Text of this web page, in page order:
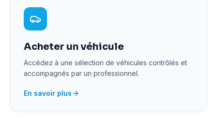
Acheter un véhicule
Accédez à une sélection de véhicules contrôlés et
accompagnés par un professionnel.
En savoir plus